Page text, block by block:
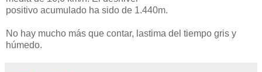
positivo acumulado ha sido de 1.440m.
No hay mucho más que contar, lastima del tiempo gris y
húmedo.